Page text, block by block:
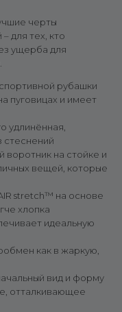
черты
для тех, кто
ущерба для
рубашки
пуговицах и имеет
удлинённая,
стеснений
воротник на стойке и
вещей, которые
stretch™ на основе
хлопка
идеальную
как в жаркую,
вид и форму
отталкивающее